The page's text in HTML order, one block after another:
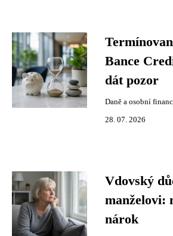
Bance
dát pozor
Daně a osobní
28. 07. 2026
Vdovský
manželovi:
nárok